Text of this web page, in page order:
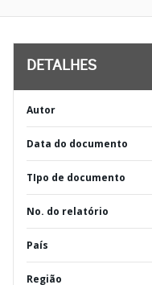
DETALHES
Autor
Data do documento
TIpo de documento
No. do relatório
País
Região